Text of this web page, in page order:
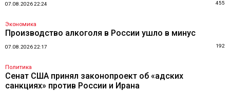
07.08.2026 22:24 455
Экономика
Производство алкоголя в России ушло в минус
07.08.2026 22:17 192
Политика
Сенат США принял законопроект об «адских
санкциях» против России и Ирана